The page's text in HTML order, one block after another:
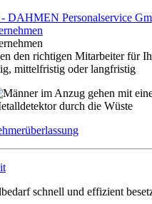
den richtigen Mitarbeiter für
mittelfristig oder langfristig
schnell und effizient